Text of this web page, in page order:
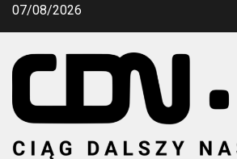
Przejdź
07/08/2026